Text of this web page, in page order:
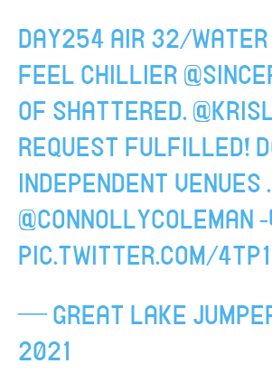
DAY254 AIR 32/
FEEL CHILLIER
OF SHATTERED.
REQUEST FULFILLED!
INDEPENDENT
@CONNOLLYCOLEMAN
PIC.TWITTER.COM/
— GREAT LAKE
2021